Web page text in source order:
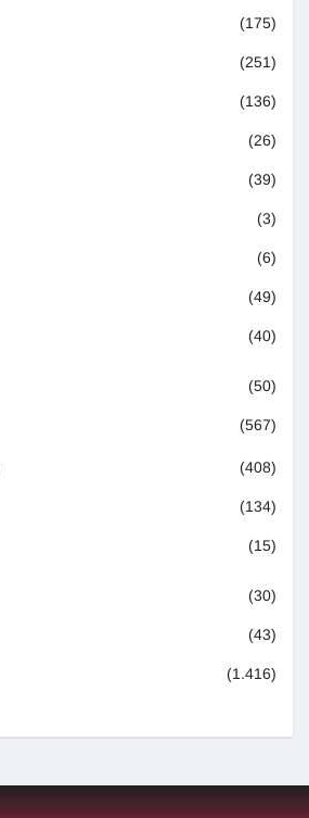
(175)
(251)
(136)
(26)
(39)
(3)
(6)
(49)
(40)
(50)
(567)
(408)
(134)
(15)
(30)
(43)
(1.416)